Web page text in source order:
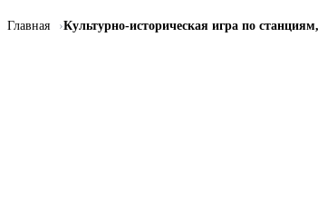
Главная Культурно-историческая игра по